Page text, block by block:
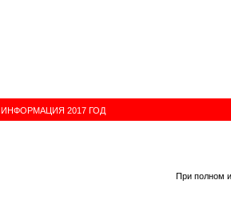
ИНФОРМАЦИЯ 2017 ГОД
При полном